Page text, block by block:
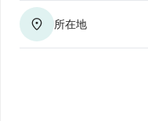
所在地